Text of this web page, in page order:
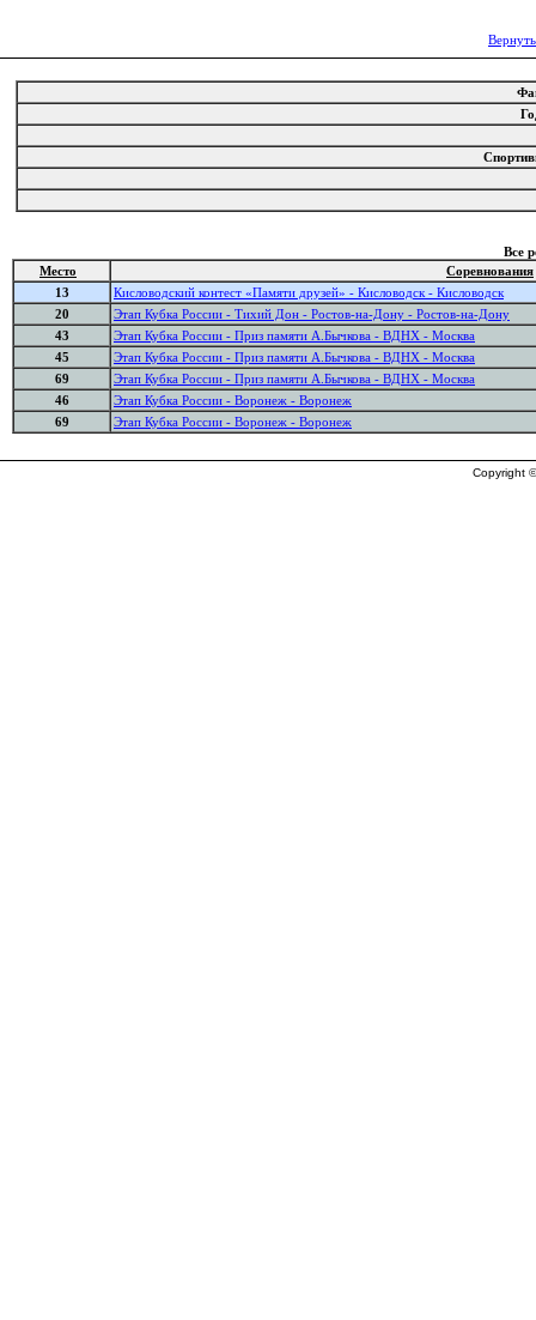
Все
Место
Соревнования
13
Кисловодский контест «Памяти друзей» - Кисловодск - Кисловодск
20
Этап Кубка России - Тихий Дон - Ростов-на-Дону - Ростов-на-Дону
43
Этап Кубка России - Приз памяти А.Бычкова - ВДНХ - Москва
45
Этап Кубка России - Приз памяти А.Бычкова - ВДНХ - Москва
69
Этап Кубка России - Приз памяти А.Бычкова - ВДНХ - Москва
46
Этап Кубка России - Воронеж - Воронеж
69
Этап Кубка России - Воронеж - Воронеж
Copyright